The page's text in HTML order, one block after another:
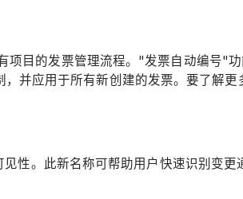
目的发票管理流程。"发票自动编号"
并应用于所有新创建的发票。要了解更
见性。此新名称可帮助用户快速识别变